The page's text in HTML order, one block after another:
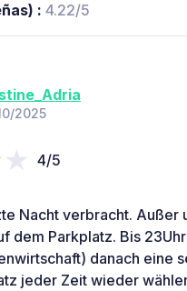
: 4.22/5
2025
4/5
Nacht verbracht. Außer
dem Parkplatz. Bis
danach eine
jeder Zeit wieder